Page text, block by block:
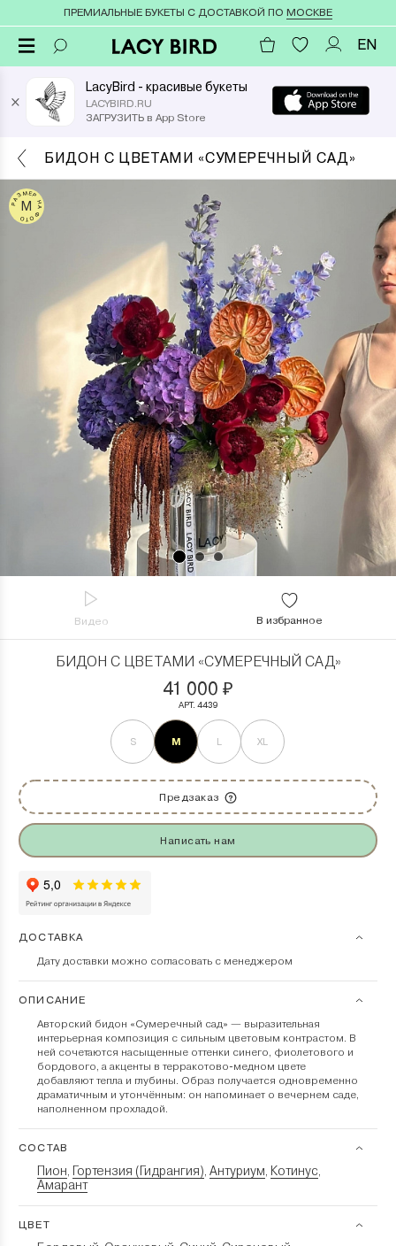
ПРЕМИАЛЬНЫЕ БУКЕТЫ С ДОСТАВКОЙ ПО МОСКВЕ
EN
×
LacyBird - красивые букеты
LACYBIRD.RU
ЗАГРУЗИТЬ в App Store
БИДОН С ЦВЕТАМИ «СУМЕРЕЧНЫЙ САД»
РАЗМЕР НА ФОТО
M
Видео В избранное
БИДОН С ЦВЕТАМИ «СУМЕРЕЧНЫЙ САД»
41 000 ₽
АРТ. 4439
S M L XL
Предзаказ
Написать нам
ДОСТАВКА
Дату доставки можно согласовать с менеджером
ОПИСАНИЕ
Авторский бидон «Сумеречный сад» — выразительная
интерьерная композиция с сильным цветовым контрастом. В
ней сочетаются насыщенные оттенки синего, фиолетового и
бордового, а акценты в терракотово-медном цвете
добавляют тепла и глубины. Образ получается одновременно
драматичным и утончённым: он напоминает о вечернем саде,
наполненном прохладой.
СОСТАВ
Пион, Гортензия (Гидрангия), Антуриум, Котинус,
Амарант
ЦВЕТ